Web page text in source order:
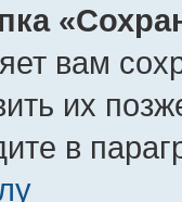
вам
их
в